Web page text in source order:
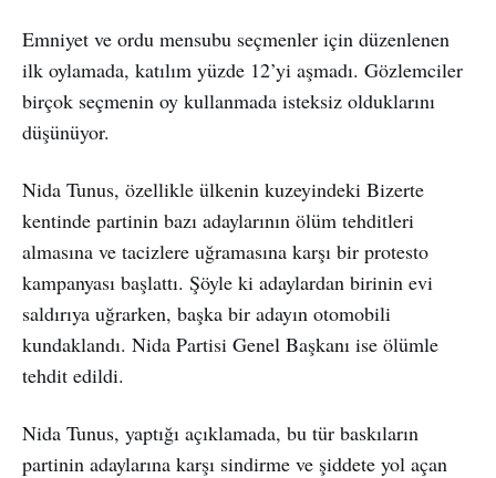
Emniyet ve ordu mensubu seçmenler için düzenlenen
ilk oylamada, katılım yüzde 12’yi aşmadı. Gözlemciler
birçok seçmenin oy kullanmada isteksiz olduklarını
düşünüyor.
Nida Tunus, özellikle ülkenin kuzeyindeki Bizerte
kentinde partinin bazı adaylarının ölüm tehditleri
almasına ve tacizlere uğramasına karşı bir protesto
kampanyası başlattı. Şöyle ki adaylardan birinin evi
saldırıya uğrarken, başka bir adayın otomobili
kundaklandı. Nida Partisi Genel Başkanı ise ölümle
tehdit edildi.
Nida Tunus, yaptığı açıklamada, bu tür baskıların
partinin adaylarına karşı sindirme ve şiddete yol açan